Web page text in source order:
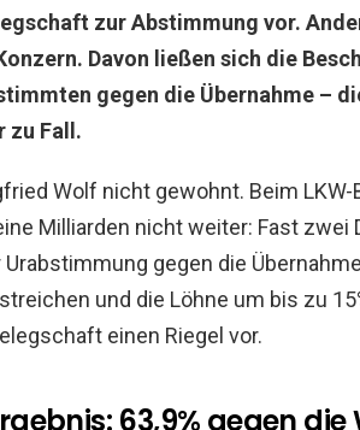
zur Abstimmung vor.
Davon ließen sich die
gegen die Übernahme –
zu Fall.
Wolf nicht gewohnt. Beim LKW-
Milliarden nicht weiter: Fast zwei
gegen die
und die Löhne um bis zu
einen Riegel vor.
63,9% gegen die